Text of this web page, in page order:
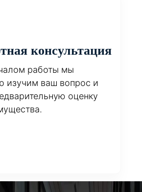
консультация
работы мы
изучим ваш вопрос и
оценку